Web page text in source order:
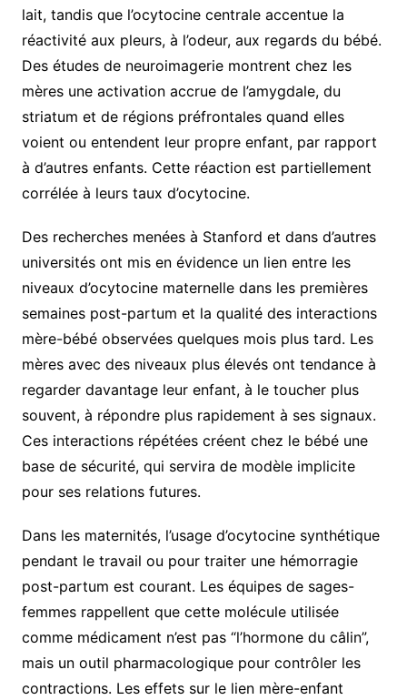
lait, tandis que l’ocytocine centrale accentue la
réactivité aux pleurs, à l’odeur, aux regards du bébé.
Des études de neuroimagerie montrent chez les
mères une activation accrue de l’amygdale, du
striatum et de régions préfrontales quand elles
voient ou entendent leur propre enfant, par rapport
à d’autres enfants. Cette réaction est partiellement
corrélée à leurs taux d’ocytocine.
Des recherches menées à Stanford et dans d’autres
universités ont mis en évidence un lien entre les
niveaux d’ocytocine maternelle dans les premières
semaines post-partum et la qualité des interactions
mère-bébé observées quelques mois plus tard. Les
mères avec des niveaux plus élevés ont tendance à
regarder davantage leur enfant, à le toucher plus
souvent, à répondre plus rapidement à ses signaux.
Ces interactions répétées créent chez le bébé une
base de sécurité, qui servira de modèle implicite
pour ses relations futures.
Dans les maternités, l’usage d’ocytocine synthétique
pendant le travail ou pour traiter une hémorragie
post-partum est courant. Les équipes de sages-
femmes rappellent que cette molécule utilisée
comme médicament n’est pas “l’hormone du câlin”,
mais un outil pharmacologique pour contrôler les
contractions. Les effets sur le lien mère-enfant